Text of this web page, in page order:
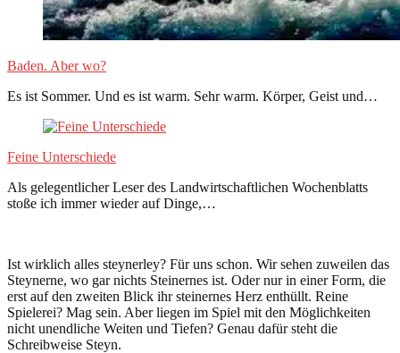
Baden. Aber wo?
Es ist Sommer. Und es ist warm. Sehr warm. Körper, Geist und…
Feine Unterschiede
Als gelegentlicher Leser des Landwirtschaftlichen Wochenblatts
stoße ich immer wieder auf Dinge,…
Ist wirklich alles steynerley? Für uns schon. Wir sehen zuweilen das
Steynerne, wo gar nichts Steinernes ist. Oder nur in einer Form, die
erst auf den zweiten Blick ihr steinernes Herz enthüllt. Reine
Spielerei? Mag sein. Aber liegen im Spiel mit den Möglichkeiten
nicht unendliche Weiten und Tiefen? Genau dafür steht die
Schreibweise Steyn.